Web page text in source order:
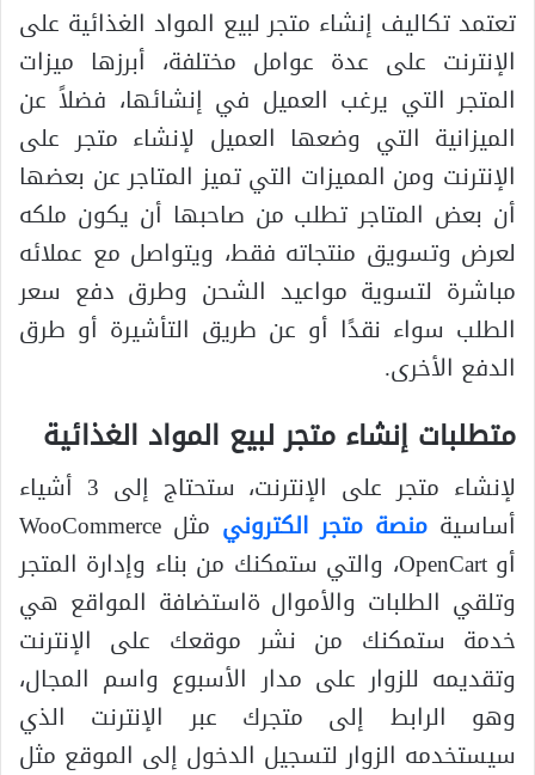
تعتمد تكاليف إنشاء متجر لبيع المواد الغذائية على
الإنترنت على عدة عوامل مختلفة، أبرزها ميزات
المتجر التي يرغب العميل في إنشائها، فضلاً عن
الميزانية التي وضعها العميل لإنشاء متجر على
الإنترنت ومن المميزات التي تميز المتاجر عن بعضها
أن بعض المتاجر تطلب من صاحبها أن يكون ملكه
لعرض وتسويق منتجاته فقط، ويتواصل مع عملائه
مباشرة لتسوية مواعيد الشحن وطرق دفع سعر
الطلب سواء نقدًا أو عن طريق التأشيرة أو طرق
الدفع الأخرى.
متطلبات إنشاء متجر لبيع المواد الغذائية
لإنشاء متجر على الإنترنت، ستحتاج إلى 3 أشياء
أساسية منصة متجر الكتروني
مثل WooCommerce
أو OpenCart، والتي ستمكنك من بناء وإدارة المتجر
وتلقي الطلبات والأموال ةاستضافة المواقع هي
خدمة ستمكنك من نشر موقعك على الإنترنت
وتقديمه للزوار على مدار الأسبوع واسم المجال،
وهو الرابط إلى متجرك عبر الإنترنت الذي
سيستخدمه الزوار لتسجيل الدخول إلى الموقع مثل